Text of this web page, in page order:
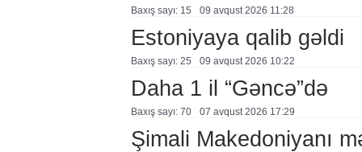
Baxış sayı: 15 09 avqust 2026 11:28
Estoniyaya qalib gəldi
Baxış sayı: 25 09 avqust 2026 10:22
Daha 1 il “Gəncə”də
Baxış sayı: 70 07 avqust 2026 17:29
Şimali Makedoniyanı